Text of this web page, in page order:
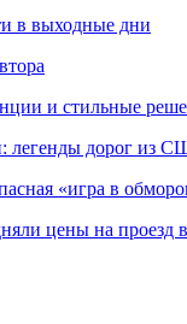
в выходные дни
и стильные
легенды дорог из
«игра в
цены на проезд